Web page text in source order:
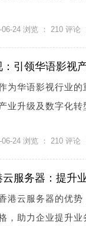
24 浏览 ： 210 评论
：引领华语影视
为华语影视行业
业升级及数字化
24 浏览 ： 210 评论
云服务器：提升
港云服务器的优
，助力企业提升业